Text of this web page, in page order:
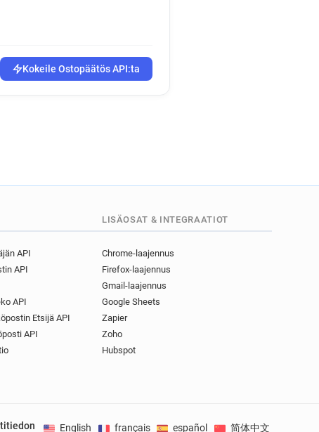
Kokeile Ostopäätös API:ta
API
API
API
Etsijä API
API
LISÄOSAT & INTEGRAATIOT
Chrome-laajennus
Firefox-laajennus
Gmail-laajennus
Google Sheets
Zapier
Zoho
Hubspot
English français español 简体中文